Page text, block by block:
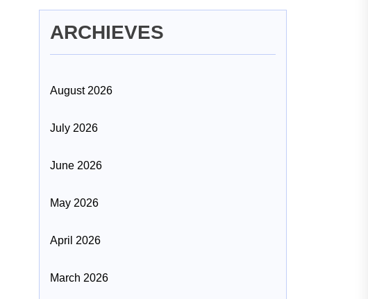
ARCHIEVES
August 2026
July 2026
June 2026
May 2026
April 2026
March 2026